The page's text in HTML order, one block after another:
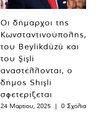
Οι δήμαρχοι της
Κωνσταντινούπολης,
του Beylikdüzü και
του Şişli
αναστέλλονται, ο
δήμος Shişli
σφετερίζεται
24 Μαρτίου, 2025 | 0 Σχόλια